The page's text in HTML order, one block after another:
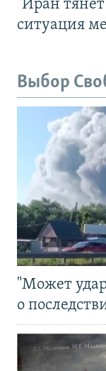
"Иран тянет
ситуация
Выбор
"Может
о